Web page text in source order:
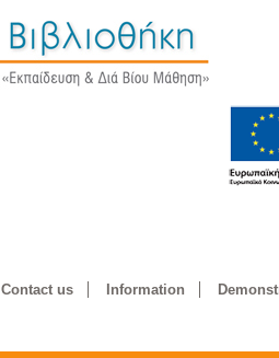
Contact us Information